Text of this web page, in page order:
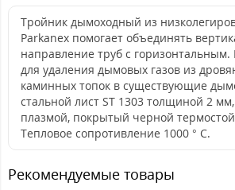
Тройник дымоходный из
Parkanex помогает объединять
направление труб с
для удаления дымовых газов из
каминных топок в существующие
стальной лист ST 1303 толщиной 2
плазмой, покрытый черной
Тепловое сопротивление 1000 ° C.
Рекомендуемые товары